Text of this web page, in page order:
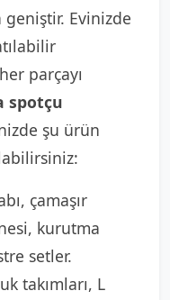
Evinizde
parçayı
spotçu
şu ürün
çamaşır
kurutma
setler.
takımları, L